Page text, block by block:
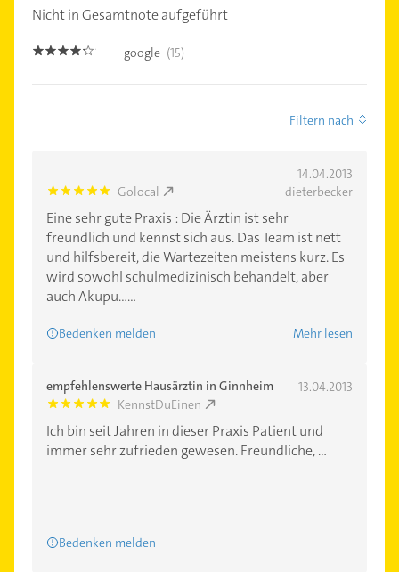
Nicht in Gesamtnote aufgeführt
4.1 google (15)
Filtern nach
14.04.2013
5.0 Golocal dieterbecker
Eine sehr gute Praxis : Die Ärztin ist sehr
freundlich und kennst sich aus. Das Team ist nett
und hilfsbereit, die Wartezeiten meistens kurz. Es
wird sowohl schulmedizinisch behandelt, aber
auch Akupu......
Bedenken melden Mehr lesen
empfehlenswerte Hausärztin in Ginnheim 13.04.2013
5.0 KennstDuEinen
Ich bin seit Jahren in dieser Praxis Patient und
immer sehr zufrieden gewesen. Freundliche, ...
Bedenken melden